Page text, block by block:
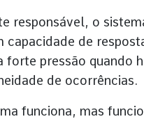
responsável, o
capacidade de
forte pressão quando
de ocorrências.
funciona, mas